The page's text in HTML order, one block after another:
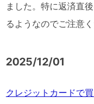
ました。特に返済直
るようなのでご注意く
2025/12/01
クレジットカードで